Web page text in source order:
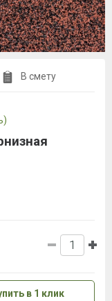
В смету
в 1 клик